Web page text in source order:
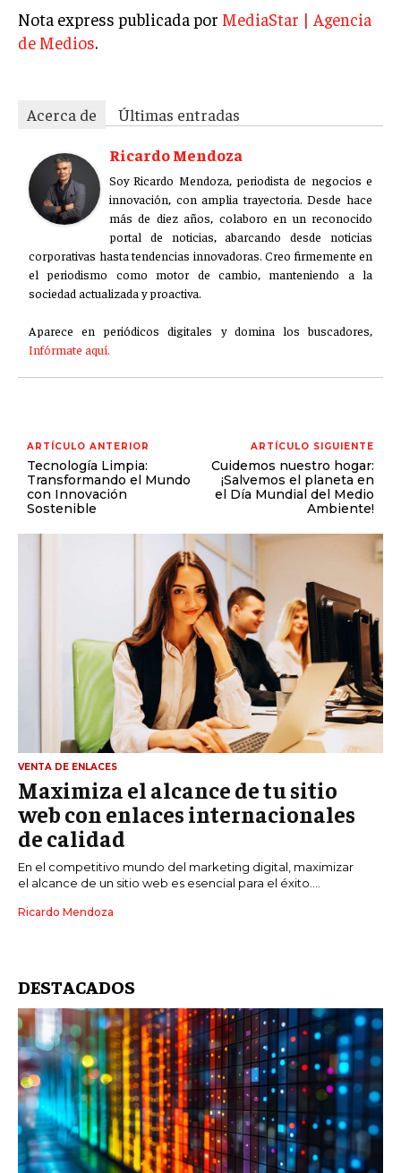
ANALÍTICA EMPRESARIAL Y BUSINESS
INTELLIGENCE
ESTRATEGIA
GESTIÓN DEL RIESGO EMPRESARIAL
NEGOCIACIÓN Y RESOLUCIÓN DE CONFLICTOS
DERECHO EMPRESARIAL Y REGULACIONES
ÉXITO EMPRESARIAL Y CASOS DE ESTUDIO
GOBIERNO CORPORATIVO
NEGOCIOS
FRANQUICIAS
MARKETING DE INFLUENCERS
E-COMMERCE Y COMERCIO ELECTRÓNICO
ESTRATEGIAS DE PRICING Y GESTIÓN DE
GESTIÓN DE CRISIS EMPRESARIALES
EMPRESAS Y STARTUPS TECNOLÓGICAS
GESTIÓN DE LA EXPERIENCIA DEL CLIENTE
MÁS
PROYECTOS
GESTIÓN DE PROYECTOS
GESTIÓN DE OPERACIONES Y CADENA DE
SUMINISTRO
LOGÍSTICA EMPRESARIAL
CALIDAD Y MEJORA CONTINUA
TALENTO
COMPENSACIÓN Y BENEFICIOS
RECLUTAMIENTO Y SELECCIÓN
DESARROLLO DE PERSONAL
GESTIÓN DEL DESEMPEÑO
CULTURA Y CLIMA ORGANIZACIONAL
Nota express publicada por MediaStar | Agencia
de Medios.
Acerca de
Últimas entradas
Ricardo Mendoza
Soy Ricardo Mendoza, periodista de negocios e
innovación, con amplia trayectoria. Desde hace
más de diez años, colaboro en un reconocido
portal de noticias, abarcando desde noticias
corporativas hasta tendencias innovadoras. Creo firmemente en
el periodismo como motor de cambio, manteniendo a la
sociedad actualizada y proactiva.
Aparece en periódicos digitales y domina los buscadores,
Infórmate aquí.
ARTÍCULO ANTERIOR
Tecnología Limpia:
Transformando el Mundo
con Innovación
Sostenible
ARTÍCULO SIGUIENTE
Cuidemos nuestro hogar:
¡Salvemos el planeta en
el Día Mundial del Medio
Ambiente!
VENTA DE ENLACES
Maximiza el alcance de tu sitio
web con enlaces internacionales
de calidad
En el competitivo mundo del marketing digital, maximizar
el alcance de un sitio web es esencial para el éxito....
Ricardo Mendoza
DESTACADOS